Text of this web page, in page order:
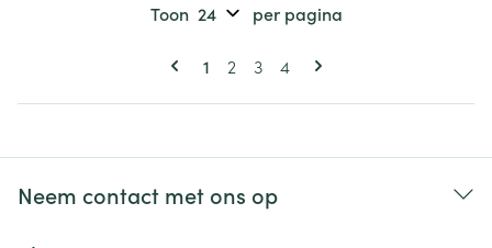
Pagina's
U lees momenteel pagina
1 Pagina
2 Pagina
3 Pagina
4
Toon per pagina
Neem contact met ons op